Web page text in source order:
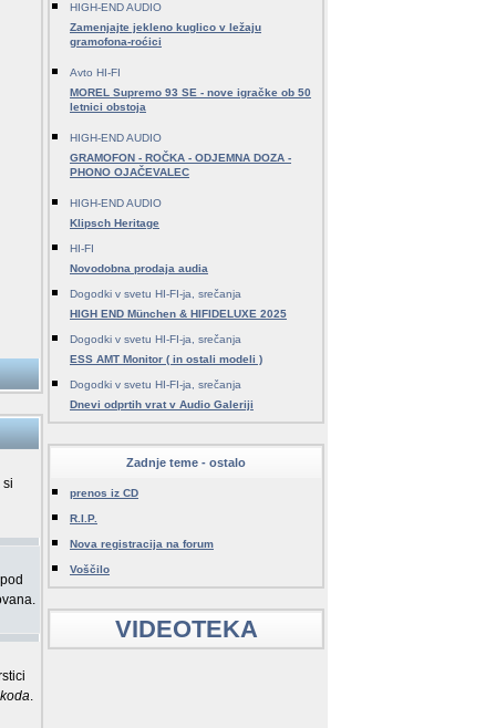
si
.
HIGH-END AUDIO
Zamenjajte jekleno kuglico v ležaju
gramofona-roćici
Avto HI-FI
MOREL Supremo 93 SE - nove igračke ob 50
letnici obstoja
HIGH-END AUDIO
GRAMOFON - ROČKA - ODJEMNA DOZA -
PHONO OJAČEVALEC
HIGH-END AUDIO
Klipsch Heritage
HI-FI
Novodobna prodaja audia
Dogodki v svetu HI-FI-ja, srečanja
HIGH END München & HIFIDELUXE 2025
Dogodki v svetu HI-FI-ja, srečanja
ESS AMT Monitor ( in ostali modeli )
Dogodki v svetu HI-FI-ja, srečanja
Dnevi odprtih vrat v Audio Galeriji
Zadnje teme - ostalo
prenos iz CD
R.I.P.
Nova registracija na forum
Voščilo
VIDEOTEKA